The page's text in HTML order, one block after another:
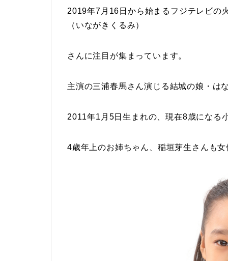
2019年7月16日から始まるフジテレビの
（いながきくるみ）
さんに注目が集まっています。
主演の三浦春馬さん演じる結城の娘・は
2011年1月5日生まれの、現在8歳になる
4歳年上のお姉ちゃん、稲垣芽生さんも